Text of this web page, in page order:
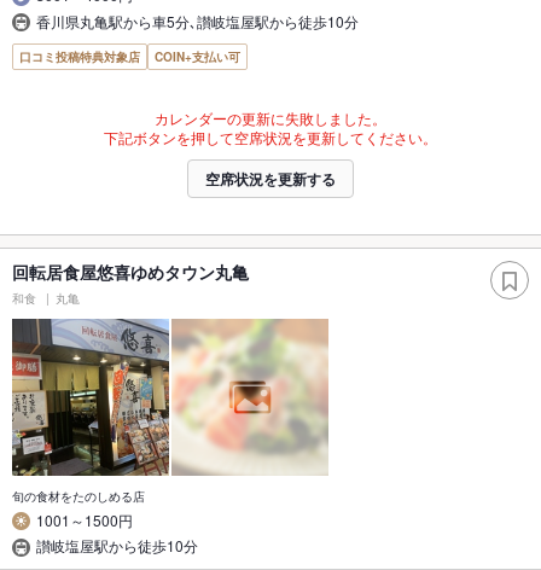
香川県丸亀駅から車5分､讃岐塩屋駅から徒歩10分
口コミ投稿特典対象店 COIN+支払い可
カレンダーの更新に失敗しました。
下記ボタンを押して空席状況を更新してください。
空席状況を更新する
回転居食屋悠喜ゆめタウン丸亀
和食 丸亀
旬の食材をたのしめる店
1001～1500円
讃岐塩屋駅から徒歩10分